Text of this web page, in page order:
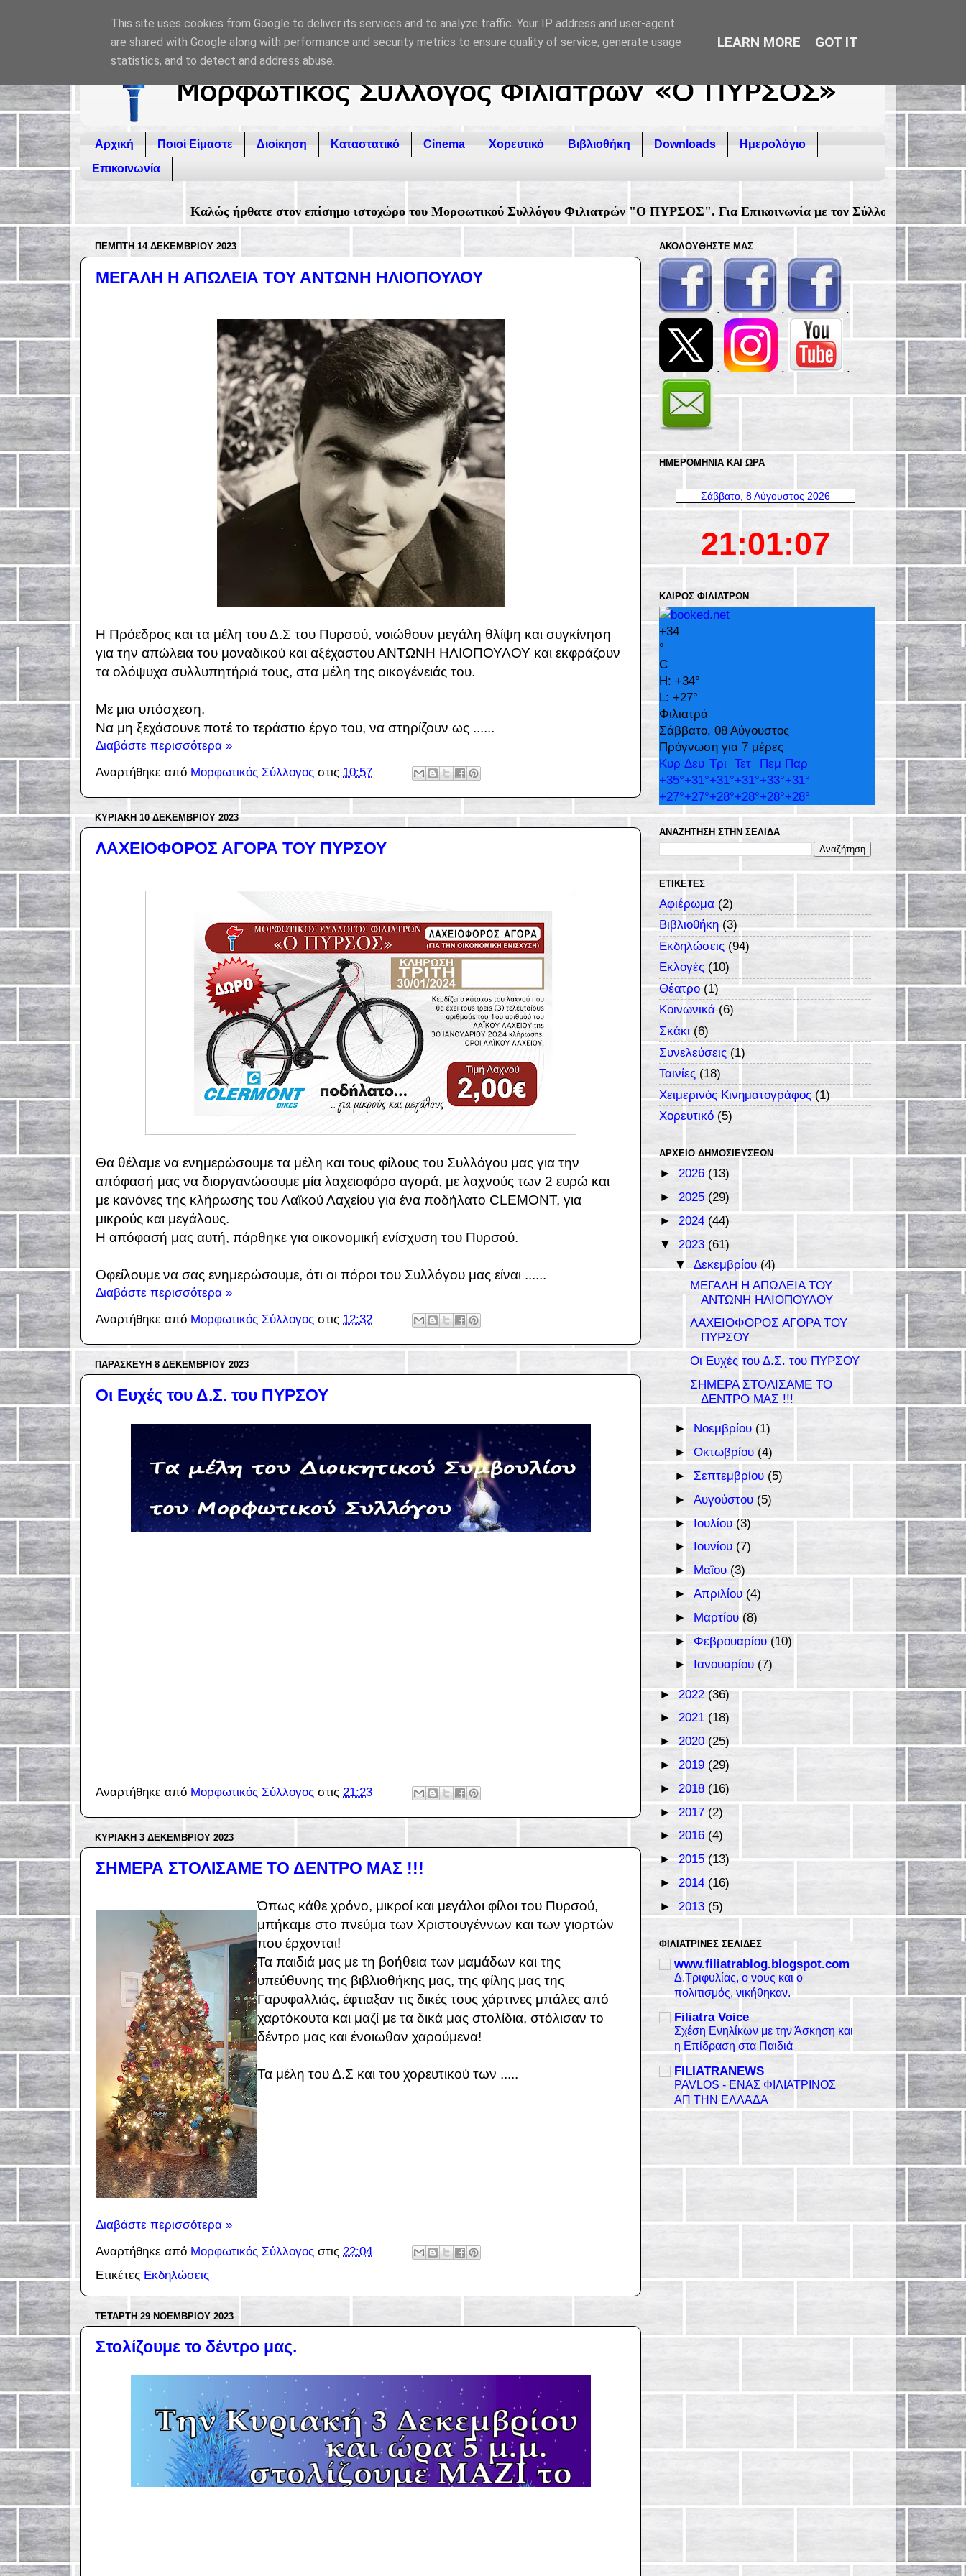
Αρχική Ποιοί Είμαστε Διοίκηση Καταστατικό Cinema Χορευτικό Βιβλιοθήκη Downloads
Ημερολόγιο
Επικοινωνία
Καλώς ήρθατε στον επίσημο ιστοχώρο του Μορφωτικού Συλλόγου Φιλιατρών "Ο ΠΥΡΣΟΣ". Για Επικοινωνία με τον Σύλλογο, επιλέξτε την καρτέλα
ΠΈΜΠΤΗ 14 ΔΕΚΕΜΒΡΊΟΥ 2023
ΜΕΓΑΛΗ Η ΑΠΩΛΕΙΑ ΤΟΥ ΑΝΤΩΝΗ ΗΛΙΟΠΟΥΛΟΥ
Η Πρόεδρος και τα μέλη του Δ.Σ του Πυρσού, νοιώθουν μεγάλη θλίψη και συγκίνηση
για την απώλεια του μοναδικού και αξέχαστου ΑΝΤΩΝΗ ΗΛΙΟΠΟΥΛΟΥ και εκφράζουν
τα ολόψυχα συλλυπητήριά τους, στα μέλη της οικογένειάς του.
Με μια υπόσχεση.
Να μη ξεχάσουνε ποτέ το τεράστιο έργο του, να στηρίζουν ως ......
Διαβάστε περισσότερα »
Αναρτήθηκε από Μορφωτικός Σύλλογος στις 10:57
ΚΥΡΙΑΚΉ 10 ΔΕΚΕΜΒΡΊΟΥ 2023
ΛΑΧΕΙΟΦΟΡΟΣ ΑΓΟΡΑ ΤΟΥ ΠΥΡΣΟΥ
Θα θέλαμε να ενημερώσουμε τα μέλη και τους φίλους του Συλλόγου μας για την
απόφασή μας να διοργανώσουμε μία λαχειοφόρο αγορά, με λαχνούς των 2 ευρώ και
με κανόνες της κλήρωσης του Λαϊκού Λαχείου για ένα ποδήλατο CLEMONT, για
μικρούς και μεγάλους.
Η απόφασή μας αυτή, πάρθηκε για οικονομική ενίσχυση του Πυρσού.
Οφείλουμε να σας ενημερώσουμε, ότι οι πόροι του Συλλόγου μας είναι ......
Διαβάστε περισσότερα »
Αναρτήθηκε από Μορφωτικός Σύλλογος στις 12:32
ΠΑΡΑΣΚΕΥΉ 8 ΔΕΚΕΜΒΡΊΟΥ 2023
Οι Ευχές του Δ.Σ. του ΠΥΡΣΟΥ
Αναρτήθηκε από Μορφωτικός Σύλλογος στις 21:23
ΚΥΡΙΑΚΉ 3 ΔΕΚΕΜΒΡΊΟΥ 2023
ΣΗΜΕΡΑ ΣΤΟΛΙΣΑΜΕ ΤΟ ΔΕΝΤΡΟ ΜΑΣ !!!
Όπως κάθε χρόνο, μικροί και μεγάλοι φίλοι του Πυρσού,
μπήκαμε στο πνεύμα των Χριστουγέννων και των γιορτών
που έρχονται!
Τα παιδιά μας με τη βοήθεια των μαμάδων και της
υπεύθυνης της βιβλιοθήκης μας, της φίλης μας της
Γαρυφαλλιάς, έφτιαξαν τις δικές τους χάρτινες μπάλες από
χαρτόκουτα και μαζί με τα δικά μας στολίδια, στόλισαν το
δέντρο μας και ένοιωθαν χαρούμενα!
Τα μέλη του Δ.Σ και του χορευτικού των .....
Διαβάστε περισσότερα »
Αναρτήθηκε από Μορφωτικός Σύλλογος στις 22:04
Ετικέτες Εκδηλώσεις
ΤΕΤΆΡΤΗ 29 ΝΟΕΜΒΡΊΟΥ 2023
Στολίζουμε το δέντρο μας.
ΑΚΟΛΟΥΘΉΣΤΕ ΜΑΣ
. . .
. . .
ΗΜΕΡΟΜΗΝΊΑ ΚΑΙ ΩΡΑ
ΚΑΙΡΌΣ ΦΙΛΙΑΤΡΏΝ
+34
°
C
H: +34°
L: +27°
Φιλιατρά
Σάββατο, 08 Αύγουστος
Πρόγνωση για 7 μέρες
Κυρ Δευ Τρι Τετ Πεμ Παρ
+35°+31°+31°+31°+33°+31°
+27°+27°+28°+28°+28°+28°
ΑΝΑΖΉΤΗΣΗ ΣΤΗΝ ΣΕΛΊΔΑ
ΕΤΙΚΈΤΕΣ
Αφιέρωμα (2)
Βιβλιοθήκη (3)
Εκδηλώσεις (94)
Εκλογές (10)
Θέατρο (1)
Κοινωνικά (6)
Σκάκι (6)
Συνελεύσεις (1)
Ταινίες (18)
Χειμερινός Κινηματογράφος (1)
Χορευτικό (5)
ΑΡΧΕΊΟ ΔΗΜΟΣΙΕΎΣΕΩΝ
► 2026 (13)
► 2025 (29)
► 2024 (44)
▼ 2023 (61)
▼Δεκεμβρίου(4)
ΜΕΓΑΛΗ Η ΑΠΩΛΕΙΑ ΤΟΥ
ΑΝΤΩΝΗ ΗΛΙΟΠΟΥΛΟΥ
ΛΑΧΕΙΟΦΟΡΟΣ ΑΓΟΡΑ ΤΟΥ
ΠΥΡΣΟΥ
Οι Ευχές του Δ.Σ. του ΠΥΡΣΟΥ
ΣΗΜΕΡΑ ΣΤΟΛΙΣΑΜΕ ΤΟ
ΔΕΝΤΡΟ ΜΑΣ !!!
► Νοεμβρίου (1)
► Οκτωβρίου (4)
► Σεπτεμβρίου (5)
► Αυγούστου (5)
►Ιουλίου(3)
►
Ιουνίου (7)
► Μαΐου (3)
► Απριλίου (4)
► Μαρτίου (8)
► Φεβρουαρίου (10)
►
Ιανουαρίου (7)
► 2022(36)
► 2021 (18)
► 2020(25)
► 2019 (29)
► 2018 (16)
► 2017 (2)
► 2016 (4)
►2015(13)
► 2014 (16)
► 2013 (5)
ΦΙΛΙΑΤΡΙΝΈΣ ΣΕΛΊΔΕΣ
www.filiatrablog.blogspot.com
Δ.Τριφυλίας, ο νους και ο
πολιτισμός, νικήθηκαν.
Filiatra Voice
Σχέση Ενηλίκων με την Άσκηση και
η Επίδραση στα Παιδιά
FILIATRANEWS
PAVLOS - ΕΝΑΣ ΦΙΛΙΑΤΡΙΝΟΣ
ΑΠ ΤΗΝ ΕΛΛΑΔΑ
This site uses cookies from Google to deliver its services and to analyze traffic. Your IP address and user-agent
are shared with Google along with performance and security metrics to ensure quality of service, generate usage
statistics, and to detect and address abuse.
LEARN MORE GOT IT